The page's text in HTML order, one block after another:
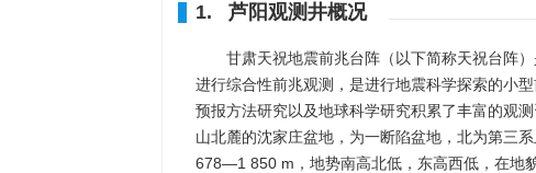
1. 芦阳观测井概况
甘肃天祝地震前兆台阵（以下简称天祝台阵
进行综合性前兆观测，是进行地震科学探索的小
预报方法研究以及地球科学研究积累了丰富的观
山北麓的沈家庄盆地，为一断陷盆地，北为第三
678—1 850 m，地势南高北低，东高西低，在地